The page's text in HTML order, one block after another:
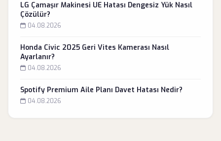
LG Çamaşır Makinesi UE Hatası Dengesiz Yük Nasıl
Çözülür?
04.08.2026
Honda Civic 2025 Geri Vites Kamerası Nasıl
Ayarlanır?
04.08.2026
Spotify Premium Aile Planı Davet Hatası Nedir?
04.08.2026